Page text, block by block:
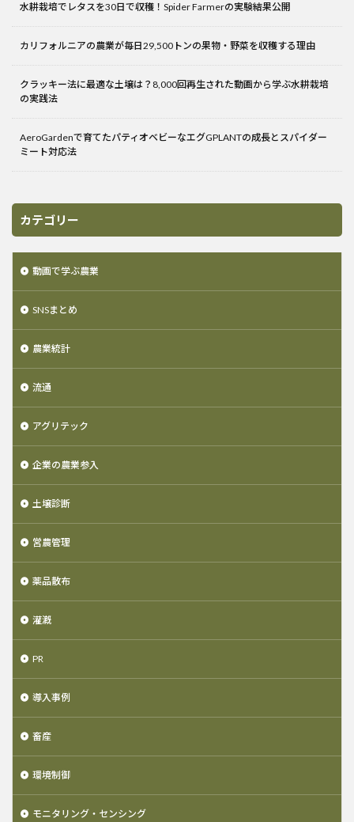
水耕栽培でレタスを30日で収穫！Spider Farmerの実験結果公開
カリフォルニアの農業が毎日29,500トンの果物・野菜を収穫する理由
クラッキー法に最適な土壌は？8,000回再生された動画から学ぶ水耕栽培
の実践法
AeroGardenで育てたパティオベビーなエグGPLANTの成長とスパイダー
ミート対応法
カテゴリー
動画で学ぶ農業
SNSまとめ
農業統計
流通
アグリテック
企業の農業参入
土壌診断
営農管理
薬品散布
灌漑
PR
導入事例
畜産
環境制御
モニタリング・センシング